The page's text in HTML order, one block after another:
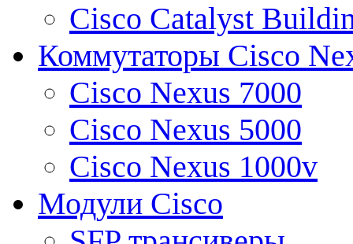
Cisco Catalyst
Коммутаторы Cisco
Cisco Nexus 7000
Cisco Nexus 5000
Cisco Nexus 1000v
Модули Cisco